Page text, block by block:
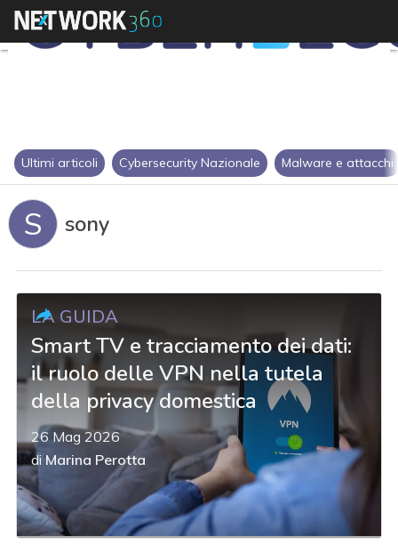
Ultimi articoli Cybersecurity Nazionale Malware e attacchi
S sony
LA GUIDA
Smart TV e tracciamento dei dati:
il ruolo delle VPN nella tutela
della privacy domestica
26 Mag 2026
di Marina Perotta